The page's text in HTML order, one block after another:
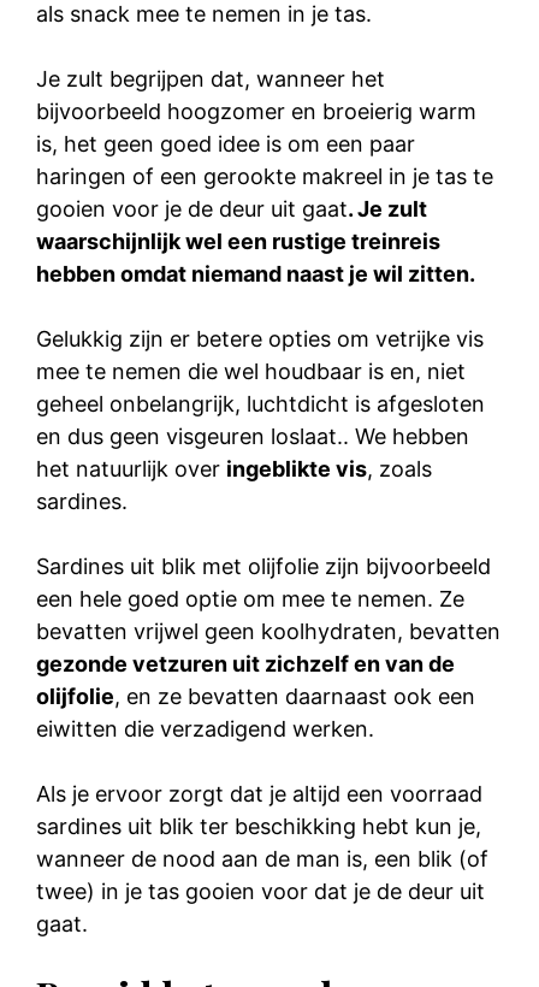
als snack mee te nemen in je tas.
Je zult begrijpen dat, wanneer het
bijvoorbeeld hoogzomer en broeierig warm
is, het geen goed idee is om een paar
haringen of een gerookte makreel in je tas te
gooien voor je de deur uit gaat. Je zult
waarschijnlijk wel een rustige treinreis
hebben omdat niemand naast je wil zitten.
Gelukkig zijn er betere opties om vetrijke vis
mee te nemen die wel houdbaar is en, niet
geheel onbelangrijk, luchtdicht is afgesloten
en dus geen visgeuren loslaat.. We hebben
het natuurlijk over ingeblikte vis, zoals
sardines.
Sardines uit blik met olijfolie zijn bijvoorbeeld
een hele goed optie om mee te nemen. Ze
bevatten vrijwel geen koolhydraten, bevatten
gezonde vetzuren uit zichzelf en van de
olijfolie, en ze bevatten daarnaast ook een
eiwitten die verzadigend werken.
Als je ervoor zorgt dat je altijd een voorraad
sardines uit blik ter beschikking hebt kun je,
wanneer de nood aan de man is, een blik (of
twee) in je tas gooien voor dat je de deur uit
gaat.